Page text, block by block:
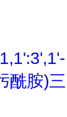
酰胺)三